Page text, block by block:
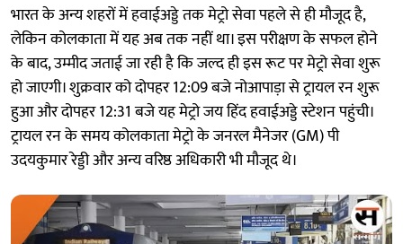
भारत के अन्य शहरों में हवाईअड्डे तक मेट्रो सेवा पहले से ही मौजूद है,
लेकिन कोलकाता में यह अब तक नहीं था। इस परीक्षण के सफल होने
के बाद, उम्मीद जताई जा रही है कि जल्द ही इस रूट पर मेट्रो सेवा शुरू
हो जाएगी। शुक्रवार को दोपहर 12:09 बजे नोआपाड़ा से ट्रायल रन शुरू
हुआ और दोपहर 12:31 बजे यह मेट्रो जय हिंद हवाईअड्डे स्टेशन पहुंची।
ट्रायल रन के समय कोलकाता मेट्रो के जनरल मैनेजर (GM) पी
उदयकुमार रेड्डी और अन्य वरिष्ठ अधिकारी भी मौजूद थे।